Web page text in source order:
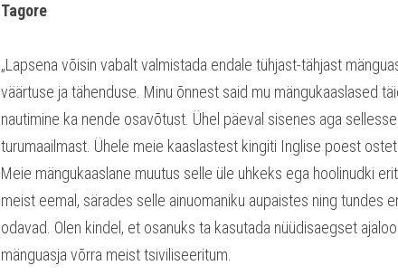
Tagore
„Lapsena võisin vabalt valmistada endale tühjast-tähjast
väärtuse ja tähenduse. Minu õnnest said mu mängukaaslased
nautimine ka nende osavõtust. Ühel päeval sisenes aga
turumaailmast. Ühele meie kaaslastest kingiti Inglise poest
Meie mängukaaslane muutus selle üle uhkeks ega hoolinudki
meist eemal, särades selle ainuomaniku aupaistes ning tundes
odavad. Olen kindel, et osanuks ta kasutada nüüdisaegset
mänguasja võrra meist tsiviliseeritum.